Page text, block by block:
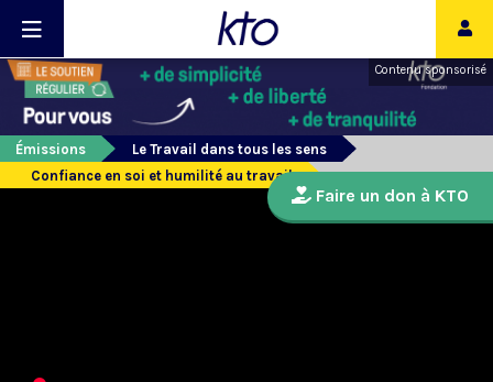
Contenu sponsorisé
Émissions
Le Travail dans tous les sens
Confiance en soi et humilité au travail
Faire un don à KTO